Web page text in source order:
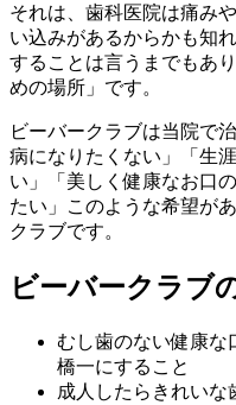
それは、歯科医院は痛み
い込みがあるからかも知
することは言うまでもあ
めの場所」です。
ビーバークラブは当院で
病になりたくない」「生
い」「美しく健康なお口
たい」このような希望が
クラブです。
ビーバークラブ
むし歯のない健康な
橋一にすること
成人したらきれいな